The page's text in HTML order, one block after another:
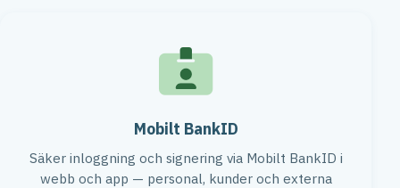
Mobilt BankID
Säker inloggning och signering via Mobilt BankID i
webb och app — personal, kunder och externa